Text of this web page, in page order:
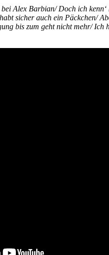
Alex Barbian/ Doch ich
sicher auch ein Päckchen/
bis zum geht nicht mehr/